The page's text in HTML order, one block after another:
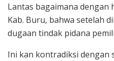
Lantas bagaimana dengan
Kab. Buru, bahwa setelah
dugaan tindak pidana
Ini kan kontradiksi dengan